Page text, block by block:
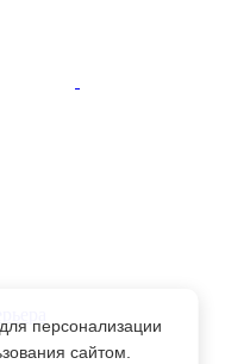
персонализации
сайтом.